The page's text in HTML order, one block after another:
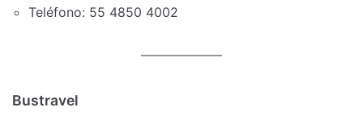
Teléfono: 55 4850 4002
Bustravel